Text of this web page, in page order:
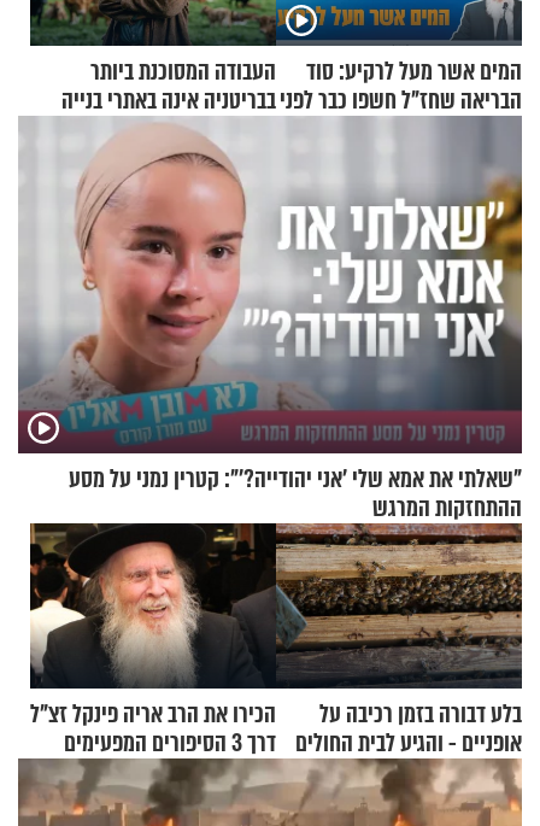
המים אשר מעל לרקיע: סוד
הבריאה שחז"ל חשפו כבר לפני
העבודה המסוכנת ביותר
בבריטניה אינה באתרי בנייה
אלא דווקא בשדות
"שאלתי את אמא שלי 'אני יהודייה?'": קטרין נמני על מסע
ההתחזקות המרגש
בלע דבורה בזמן רכיבה על
אופניים - והגיע לבית החולים
במצב מסכן חיים
הכירו את הרב אריה פינקל זצ"ל
דרך 3 הסיפורים המפעימים
האלה